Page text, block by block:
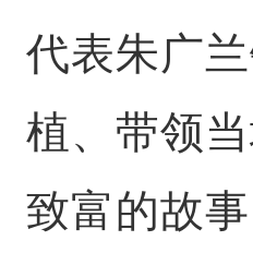
代表朱广
植、带领
致富的故